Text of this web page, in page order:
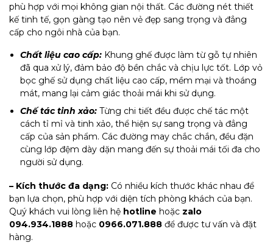
phù hợp với mọi không gian nội thất. Các đường nét thiết
kế tinh tế, gọn gàng tạo nên vẻ đẹp sang trọng và đẳng
cấp cho ngôi nhà của bạn.
Chất liệu cao cấp: Khung ghế được làm từ gỗ tự nhiên
đã qua xử lý, đảm bảo độ bền chắc và chịu lực tốt. Lớp vỏ
bọc ghế sử dụng chất liệu cao cấp, mềm mại và thoáng
mát, mang lại cảm giác thoải mái khi sử dụng.
Chế tác tinh xảo: Từng chi tiết đều được chế tác một
cách tỉ mỉ và tinh xảo, thể hiện sự sang trọng và đẳng
cấp của sản phẩm. Các đường may chắc chắn, đều đặn
cùng lớp đệm dày dặn mang đến sự thoải mái tối đa cho
người sử dụng.
– Kích thước đa dạng: Có nhiều kích thước khác nhau để
bạn lựa chọn, phù hợp với diện tích phòng khách của bạn.
Quý khách vui lòng liên hệ hotline hoặc zalo
094.934.1888 hoặc 0966.071.888 để được tư vấn và đặt
hàng.